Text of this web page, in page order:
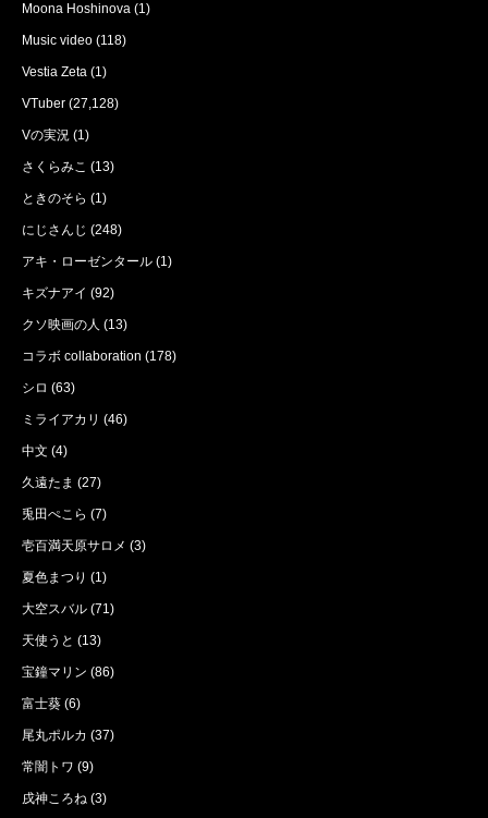
Moona Hoshinova (1)
Music video (118)
Vestia Zeta (1)
VTuber (27,128)
Vの実況 (1)
さくらみこ (13)
ときのそら (1)
にじさんじ (248)
アキ・ローゼンタール (1)
キズナアイ (92)
クソ映画の人 (13)
コラボ collaboration (178)
シロ (63)
ミライアカリ (46)
中文 (4)
久遠たま (27)
兎田ぺこら (7)
壱百満天原サロメ (3)
夏色まつり (1)
大空スバル (71)
天使うと (13)
宝鐘マリン (86)
富士葵 (6)
尾丸ポルカ (37)
常闇トワ (9)
戌神ころね (3)